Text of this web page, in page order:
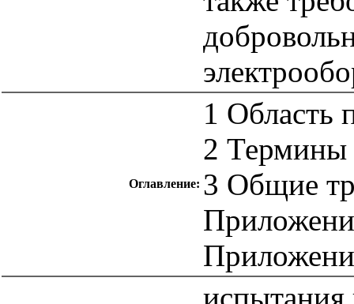
Оглавление:
1 Область
2 Термины
3 Общие